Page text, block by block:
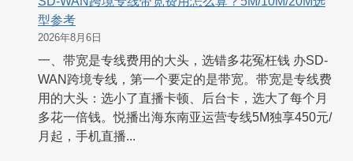
型参考
2026年8月6日
一、带宽是专线费用的大头，选错多花冤枉钱 办SD-
WAN跨境专线，第一个要定的是带宽。带宽是专线费
用的大头：选小了直播卡顿、后台卡，选大了每个月
多花一倍钱。悦播出海东南亚运营专线5M独享450元/
月起，手机直播...